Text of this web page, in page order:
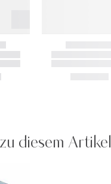
diesem Artikel